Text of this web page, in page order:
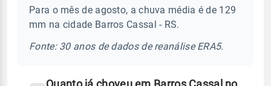
chuva
temperatura
Para o mês de agosto, a chuva média é de 129
mm na cidade Barros Cassal - RS.
Fonte: 30 anos de dados de reanálise ERA5.